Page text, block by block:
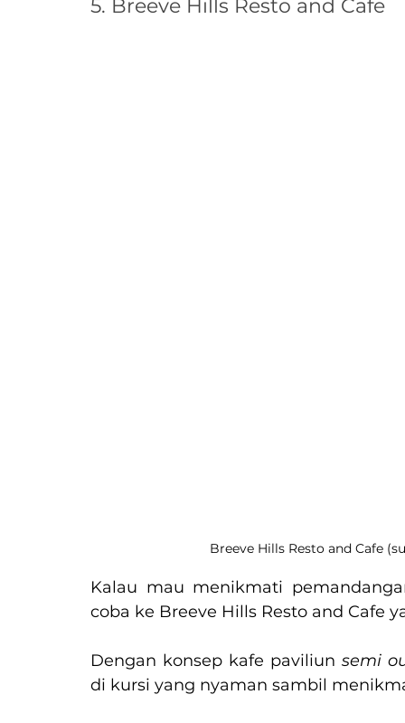
5. Breeve Hills Resto and Cafe
Breeve Hills Resto and Cafe
Kalau mau menikmati
coba ke Breeve Hills Resto and Cafe
Dengan konsep kafe paviliun semi
di kursi yang nyaman sambil